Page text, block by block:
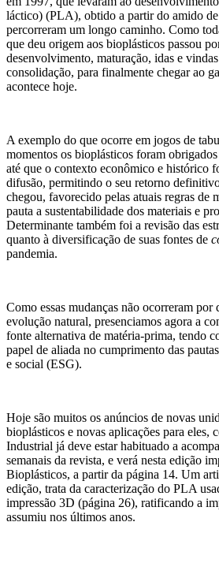
láctico) (PLA), obtido a partir do amido de
percorreram um longo caminho. Como
que deu origem aos bioplásticos passou
desenvolvimento, maturação, idas e
consolidação, para finalmente chegar ao
acontece hoje.
A exemplo do que ocorre em jogos de
momentos os bioplásticos foram
até que o contexto econômico e histórico
difusão, permitindo o seu retorno
chegou, favorecido pelas atuais regras de
pauta a sustentabilidade dos materiais e
Determinante também foi a revisão das
quanto à diversificação de suas fontes de
pandemia.
Como essas mudanças não ocorreram por
evolução natural, presenciamos agora a
fonte alternativa de matéria-prima, tendo
papel de aliada no cumprimento das
e social (ESG).
Hoje são muitos os anúncios de novas
bioplásticos e novas aplicações para eles,
Industrial já deve estar habituado a
semanais da revista, e verá nesta edição
Bioplásticos, a partir da página 14. Um
edição, trata da caracterização do PLA
impressão 3D (página 26), ratificando a
assumiu nos últimos anos.